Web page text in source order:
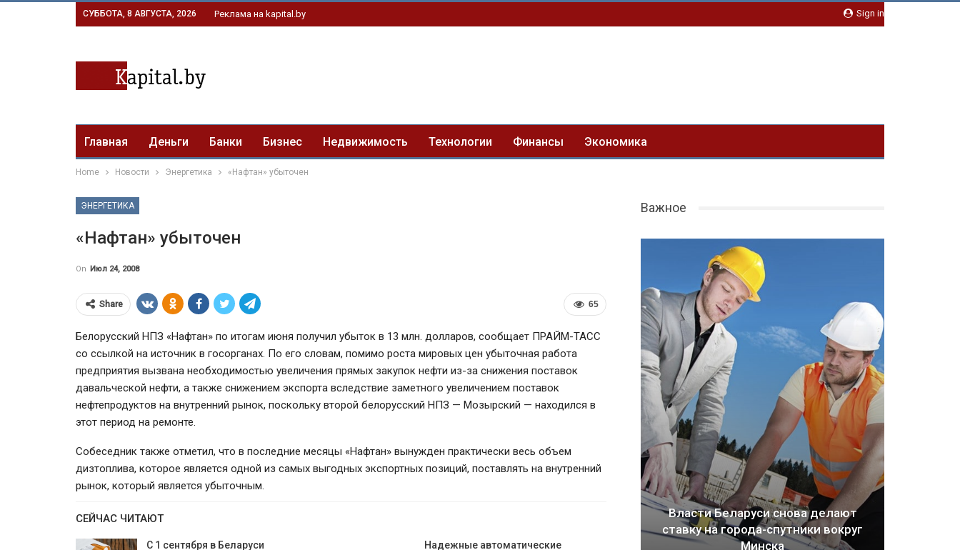
Sign in
СУББОТА, 8 АВГУСТА, 2026 Реклама на kapital.by
Главная Деньги Банки Бизнес Недвижимость Технологии Финансы Экономика
Home Новости Энергетика «Нафтан» убыточен
ЭНЕРГЕТИКА
«Нафтан» убыточен
On Июл 24, 2008
65
Share
Белорусский НПЗ «Нафтан» по итогам июня получил убыток в 13 млн. долларов, сообщает ПРАЙМ-ТАСС
со ссылкой на источник в госорганах. По его словам, помимо роста мировых цен убыточная работа
предприятия вызвана необходимостью увеличения прямых закупок нефти из-за снижения поставок
давальческой нефти, а также снижением экспорта вследствие заметного увеличением поставок
нефтепродуктов на внутренний рынок, поскольку второй белорусский НПЗ — Мозырский — находился в
этот период на ремонте.
Собеседник также отметил, что в последние месяцы «Нафтан» вынужден практически весь объем
дизтоплива, которое является одной из самых выгодных экспортных позиций, поставлять на внутренний
рынок, который является убыточным.
СЕЙЧАС ЧИТАЮТ
С 1 сентября в Беларуси
Надежные автоматические
Важное
50 лет
ограничения для белорусской…
Власти Беларуси снова делают
ставку на города-спутники вокруг
Минска